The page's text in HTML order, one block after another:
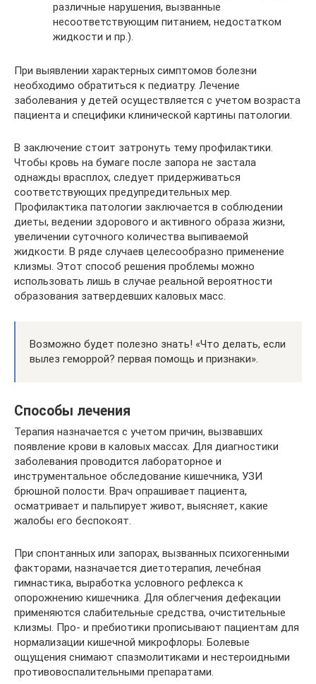
различные нарушения, вызванные
несоответствующим питанием, недостатком
жидкости и пр.).
При выявлении характерных симптомов болезни
необходимо обратиться к педиатру. Лечение
заболевания у детей осуществляется с учетом возраста
пациента и специфики клинической картины патологии.
В заключение стоит затронуть тему профилактики.
Чтобы кровь на бумаге после запора не застала
однажды врасплох, следует придерживаться
соответствующих предупредительных мер.
Профилактика патологии заключается в соблюдении
диеты, ведении здорового и активного образа жизни,
увеличении суточного количества выпиваемой
жидкости. В ряде случаев целесообразно применение
клизмы. Этот способ решения проблемы можно
использовать лишь в случае реальной вероятности
образования затвердевших каловых масс.
Возможно будет полезно знать! «Что делать, если
вылез геморрой? первая помощь и признаки».
Способы лечения
Терапия назначается с учетом причин, вызвавших
появление крови в каловых массах. Для диагностики
заболевания проводится лабораторное и
инструментальное обследование кишечника, УЗИ
брюшной полости. Врач опрашивает пациента,
осматривает и пальпирует живот, выясняет, какие
жалобы его беспокоят.
При спонтанных или запорах, вызванных психогенными
факторами, назначается диетотерапия, лечебная
гимнастика, выработка условного рефлекса к
опорожнению кишечника. Для облегчения дефекации
применяются слабительные средства, очистительные
клизмы. Про- и пребиотики прописывают пациентам для
нормализации кишечной микрофлоры. Болевые
ощущения снимают спазмолитиками и нестероидными
противовоспалительными препаратами.